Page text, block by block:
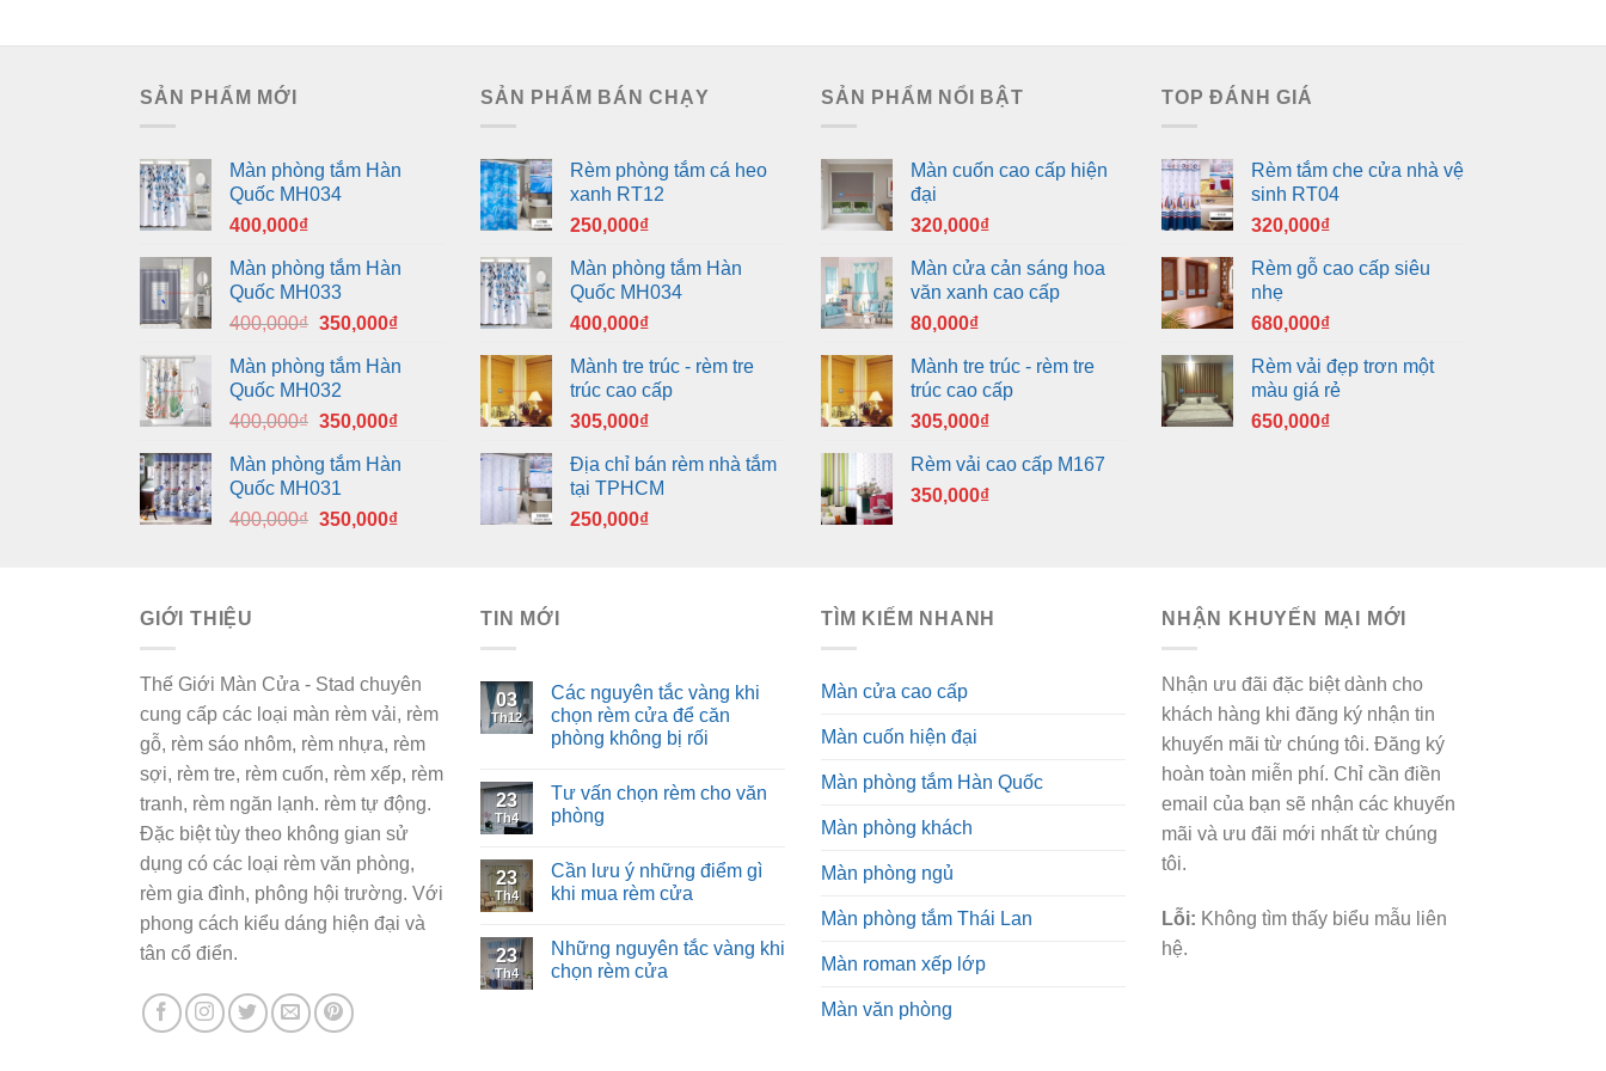
SẢN PHẨM MỚI
Màn phòng tắm Hàn
Quốc MH034
400,000₫
Màn phòng tắm Hàn
Quốc MH033
400,000₫ Giá
là:
400,000₫.
350,000₫Giá
tại
350,000₫.
Màn phòng tắm Hàn
Quốc MH032
400,000₫ Giá
là:
400,000₫.
350,000₫Giá
tại
350,000₫.
Màn phòng tắm Hàn
Quốc MH031
400,000₫ Giá
350,000₫Giá
SẢN PHẨM BÁN CHẠY
Rèm phòng tắm cá heo
xanh RT12
250,000₫
Màn phòng tắm Hàn
Quốc MH034
400,000₫
Mành tre trúc - rèm tre
trúc cao cấp
305,000₫
Địa chỉ bán rèm nhà tắm
tại TPHCM
250,000₫
SẢN PHẨM NỔI BẬT
Màn cuốn cao cấp hiện
đại
320,000₫
Màn cửa cản sáng hoa
văn xanh cao cấp
80,000₫
Mành tre trúc - rèm tre
trúc cao cấp
305,000₫
Rèm vải cao cấp M167
350,000₫
TOP ĐÁNH GIÁ
Rèm tắm che cửa nhà vệ
sinh RT04
320,000₫
Rèm gỗ cao cấp siêu
nhẹ
680,000₫
Rèm vải đẹp trơn một
màu giá rẻ
650,000₫
GIỚI THIỆU
Thế Giới Màn Cửa - Stad chuyên
cung cấp các loại màn rèm vải, rèm
gỗ, rèm sáo nhôm, rèm nhựa, rèm
sợi, rèm tre, rèm cuốn, rèm xếp, rèm
tranh, rèm ngăn lạnh. rèm tự động.
Đặc biệt tùy theo không gian sử
dụng có các loại rèm văn phòng,
rèm gia đình, phông hội trường. Với
phong cách kiểu dáng hiện đại và
tân cổ điển.
TIN MỚI
03
Th12
Các nguyên tắc vàng khi
chọn rèm cửa để căn
phòng không bị rối
23
Th4
Tư vấn chọn rèm cho văn
phòng
23
Th4
Cần lưu ý những điểm gì
khi mua rèm cửa
23
Th4
Những nguyên tắc vàng khi
chọn rèm cửa
TÌM KIẾM NHANH
Màn cửa cao cấp
Màn cuốn hiện đại
Màn phòng tắm Hàn Quốc
Màn phòng khách
Màn phòng ngủ
Màn phòng tắm Thái Lan
Màn roman xếp lớp
Màn văn phòng
NHẬN KHUYẾN MẠI MỚI
Nhận ưu đãi đặc biệt dành cho
khách hàng khi đăng ký nhận tin
khuyến mãi từ chúng tôi. Đăng ký
hoàn toàn miễn phí. Chỉ cần điền
email của bạn sẽ nhận các khuyến
mãi và ưu đãi mới nhất từ chúng
tôi.
Lỗi: Không tìm thấy biểu mẫu liên
hệ.